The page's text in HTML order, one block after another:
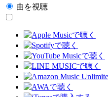
曲を視聴